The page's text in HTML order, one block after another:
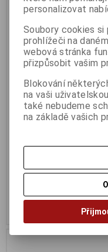
Brother tisková kazeta
Koupit
personalizovat
Soubory cookies si
prohlížeči na
webová stránka
přizpůsobit vašim
Blokování
na vaši
také nebudeme
na základě vašich